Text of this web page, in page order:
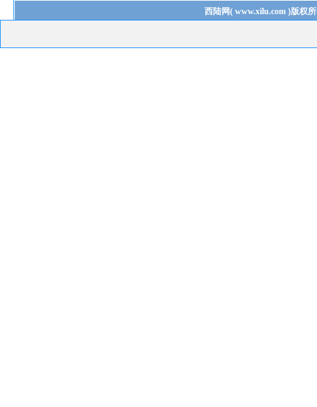
西陆网( www.xilu.com)版权